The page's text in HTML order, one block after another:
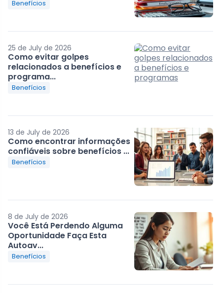
Benefícios
25 de July de 2026
Como evitar golpes
relacionados a benefícios e
programa...
Benefícios
13 de July de 2026
Como encontrar informações
confiáveis sobre benefícios ...
Benefícios
8 de July de 2026
Você Está Perdendo Alguma
Oportunidade Faça Esta
Autoav...
Benefícios